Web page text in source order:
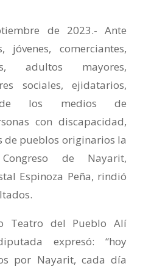
de 2023.- Ante
jóvenes, comerciantes,
adultos mayores,
sociales, ejidatarios,
de los medios de
con discapacidad,
de pueblos originarios la
de Nayarit,
Espinoza Peña, rindió
Teatro del Pueblo Alí
expresó: “hoy
por Nayarit, cada día